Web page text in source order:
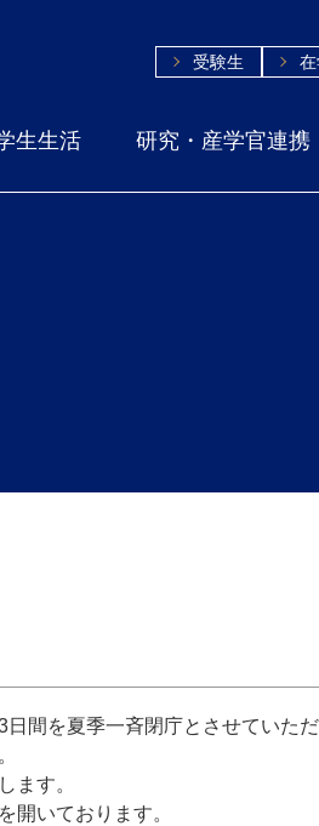
受験生
生生活 研究・産学官連携
間を夏季一斉閉庁とさせていただ
ます。
開いております。